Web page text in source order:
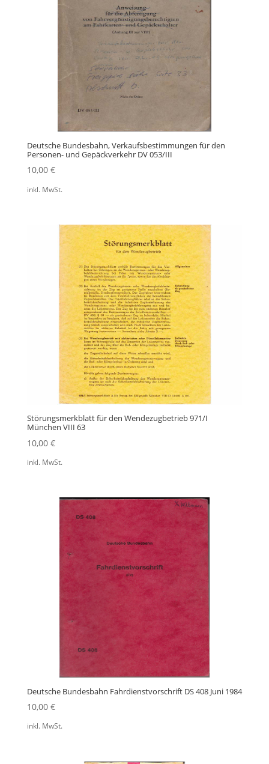
Deutsche Bundesbahn, Verkaufsbestimmungen für den
Personen- und Gepäckverkehr DV 053/III
10,00 €
inkl. MwSt.
Störungsmerkblatt für den Wendezugbetrieb 971/I
München VIII 63
10,00 €
inkl. MwSt.
Deutsche Bundesbahn Fahrdienstvorschrift DS 408 Juni 1984
10,00 €
inkl. MwSt.